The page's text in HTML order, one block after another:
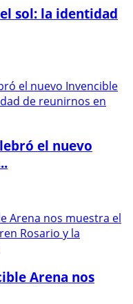
sol: la identidad
el nuevo
Arena nos